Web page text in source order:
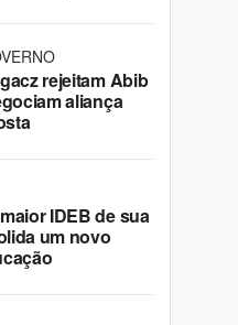
rejeitam Abib
aliança
IDEB de sua
um novo